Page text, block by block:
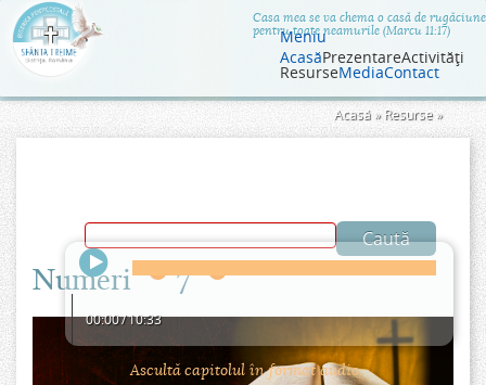
Jump to navigationCasa mea se va chema o casă de rugăciune
pentru toate neamurile (Marcu 11:17)
Meniu
AcasăPrezentareActivităţi
ResurseMediaContact
Eşti
aici
Acasă » Resurse»
Numeri 7
00:00/10:33
Ascultă capitolul în format audio.